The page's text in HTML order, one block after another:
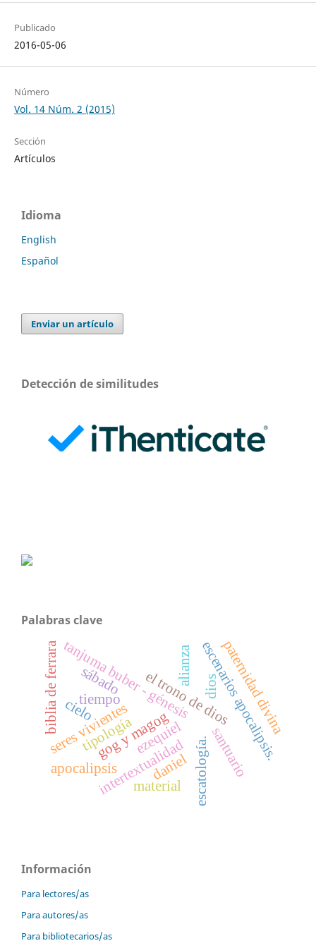
Publicado
2016-05-06
Número
Vol. 14 Núm. 2 (2015)
Sección
Artículos
Idioma
English
Español
Enviar un artículo
Detección de similitudes
Palabras clave
ezequiel
gog y magog
tipología
intertextualidadescatología.
tanjuma buber - génesis
apocalipsis
seres vivientes el trono de diosescenarios apocalipsis.
santuario
material
tiempo dios
cielo
daniel
biblia de ferrara paternidad divina
alianza
sábado
Información
Para lectores/as
Para autores/as
Para bibliotecarios/as